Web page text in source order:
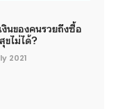
งินของคนรวยถึงซื้อ
ขไม่ได้?
2021